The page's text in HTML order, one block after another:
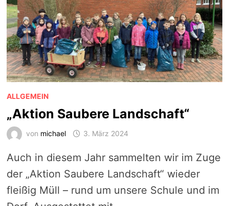
ALLGEMEIN
„Aktion Saubere Landschaft“
von michael 3. März 2024
Auch in diesem Jahr sammelten wir im Zuge
der „Aktion Saubere Landschaft“ wieder
fleißig Müll – rund um unsere Schule und im